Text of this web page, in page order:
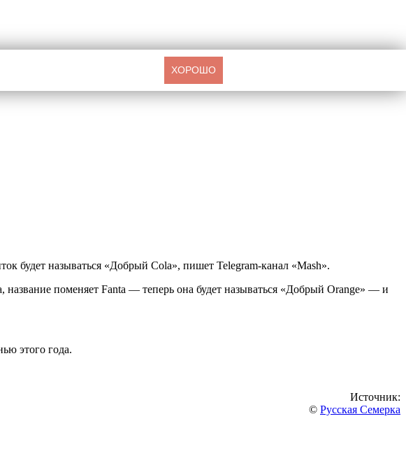
будет называться «Добрый Cola», пишет Telegram-канал «Mash».
поменяет Fanta — теперь она будет называться «Добрый Orange» — и
этого года.
Источник:
© Русская Семерка
ХОРОШО